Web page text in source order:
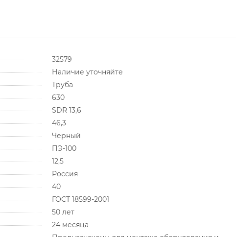
32579
Наличие уточняйте
Труба
630
SDR 13,6
46,3
Черный
ПЭ-100
12,5
Россия
40
ГОСТ 18599-2001
50 лет
24 месяца